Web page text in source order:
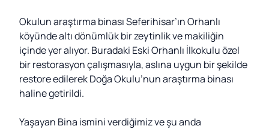
Okulun araştırma binası Seferihisar’ın Orhanlı
köyünde altı dönümlük bir zeytinlik ve makiliğin
içinde yer alıyor. Buradaki Eski Orhanlı İlkokulu özel
bir restorasyon çalışmasıyla, aslına uygun bir şekilde
restore edilerek Doğa Okulu’nun araştırma binası
haline getirildi.
Yaşayan Bina ismini verdiğimiz ve şu anda